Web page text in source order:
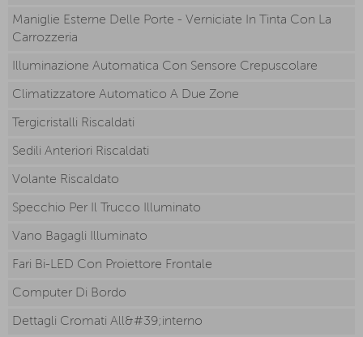
Maniglie Esterne Delle Porte - Verniciate In Tinta Con La
Carrozzeria
Illuminazione Automatica Con Sensore Crepuscolare
Climatizzatore Automatico A Due Zone
Tergicristalli Riscaldati
Sedili Anteriori Riscaldati
Volante Riscaldato
Specchio Per Il Trucco Illuminato
Vano Bagagli Illuminato
Fari Bi-LED Con Proiettore Frontale
Computer Di Bordo
Dettagli Cromati All&#39;interno